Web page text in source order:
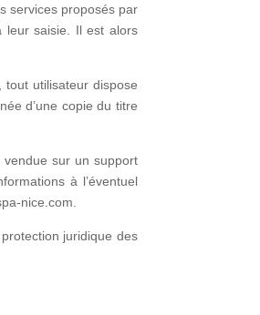
services proposés par
leur saisie. Il est alors
utilisateur dispose
d’une copie du titre
vendue sur un support
à l’éventuel
nice.com.
juridique des